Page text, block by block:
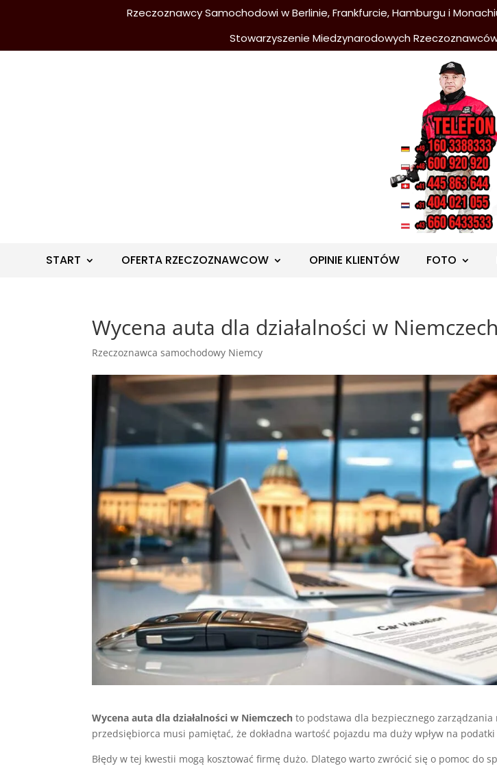
Rzeczoznawcy Samochodowi w Berlinie, Frankfurcie, Hamburgu i
Stowarzyszenie Miedzynarodowych Rzeczoznawców
START OFERTA RZECZOZNAWCOW OPINIE KLIENTÓW FOTO
Wycena auta dla działalności w Niemczech
Rzeczoznawca samochodowy Niemcy
Wycena auta dla działalności w Niemczech to podstawa dla bezpiecznego
przedsiębiorca musi pamiętać, że dokładna wartość pojazdu ma duży wpływ na
Błędy w tej kwestii mogą kosztować firmę dużo. Dlatego warto zwrócić się o pomoc do